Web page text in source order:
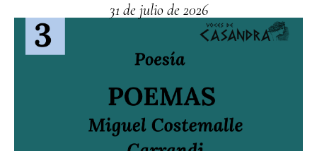
31 de julio de 2026